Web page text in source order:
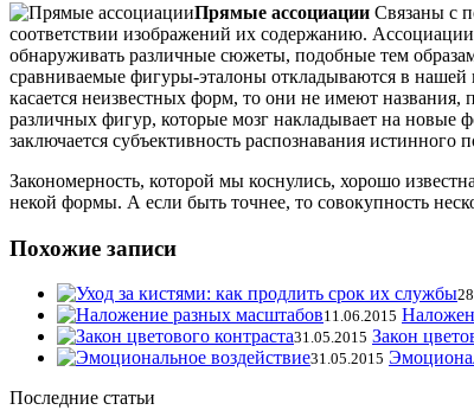
Прямые ассоциации Связаны с
соответствии изображений их содержанию.
обнаруживать различные сюжеты, подобные тем
сравниваемые фигуры-эталоны откладываются в нашей
касается неизвестных форм, то они не имеют
различных фигур, которые мозг накладывает на
заключается субъективность распознавания истинного
Закономерность, которой мы коснулись, хорошо
некой формы. А если быть точнее, то совокупность
Похожие записи
11.06.2015
31.05.2015 Закон
31.05.2015
Последние статьи